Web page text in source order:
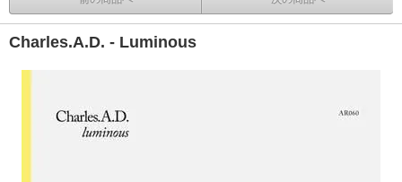
Charles.A.D. - Luminous